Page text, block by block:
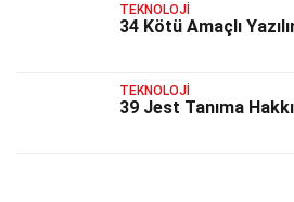
TEKNOLOJI
34 Kötü Amaçlı
TEKNOLOJI
39 Jest Tanıma